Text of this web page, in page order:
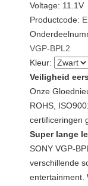
Voltage: 11.1V
Productcode:
VGP-BPL2
Kleur:
Veiligheid
Onze
ROHS,
certificeringen
Super lange
SONY VGP-
verschillende
entertainment.